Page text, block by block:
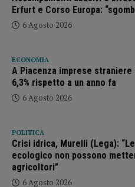
Erfurt e Corso Europa:
6 Agosto 2026
ECONOMIA
A Piacenza imprese
6,3% rispetto a un anno fa
6 Agosto 2026
POLITICA
Crisi idrica, Murelli (Lega):
ecologico non possono
agricoltori”
6 Agosto 2026